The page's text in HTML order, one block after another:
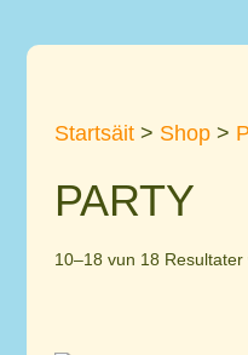
Startsäit> Shop>
PARTY
10–18 vun 18 Resultater